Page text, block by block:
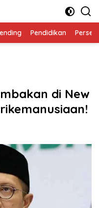
Pendidikan
di New